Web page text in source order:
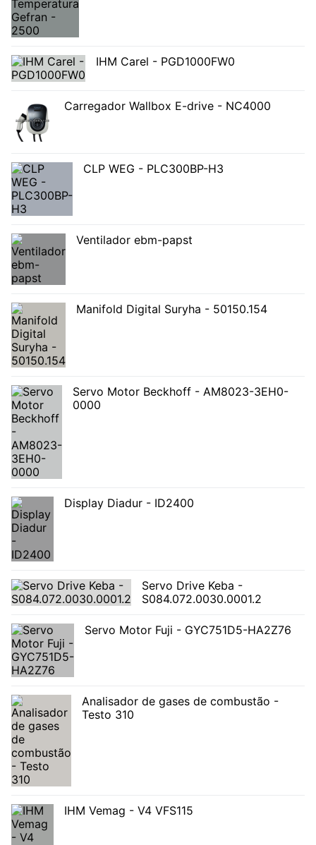
IHM Carel - PGD1000FW0
Carregador Wallbox E-drive - NC4000
CLP WEG - PLC300BP-H3
Ventilador ebm-papst
Manifold Digital Suryha - 50150.154
Servo Motor Beckhoff - AM8023-3EH0-
0000
Display Diadur - ID2400
Servo Drive Keba -
S084.072.0030.0001.2
Servo Motor Fuji - GYC751D5-HA2Z76
Analisador de gases de combustão -
Testo 310
IHM Vemag - V4 VFS115